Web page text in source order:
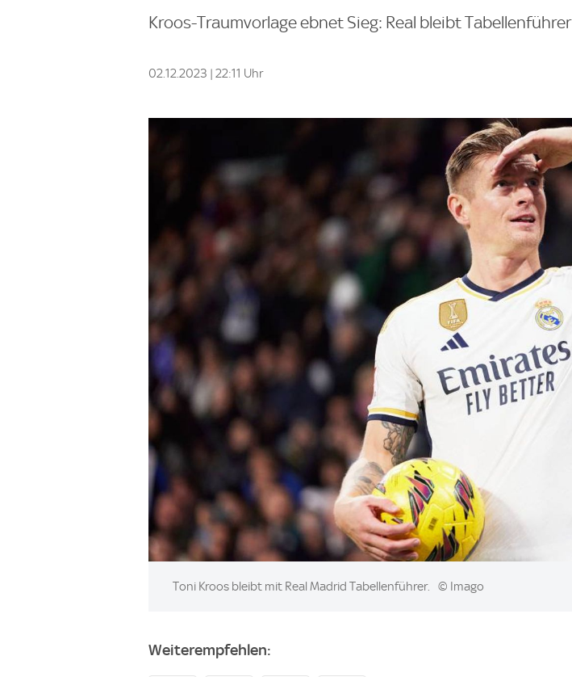
Kroos-Traumvorlage ebnet Sieg: Real bleibt Tabellenführer
02.12.2023 | 22:11 Uhr
Image:
Toni Kroos bleibt mit Real Madrid Tabellenführer. © Imago
Weiterempfehlen: